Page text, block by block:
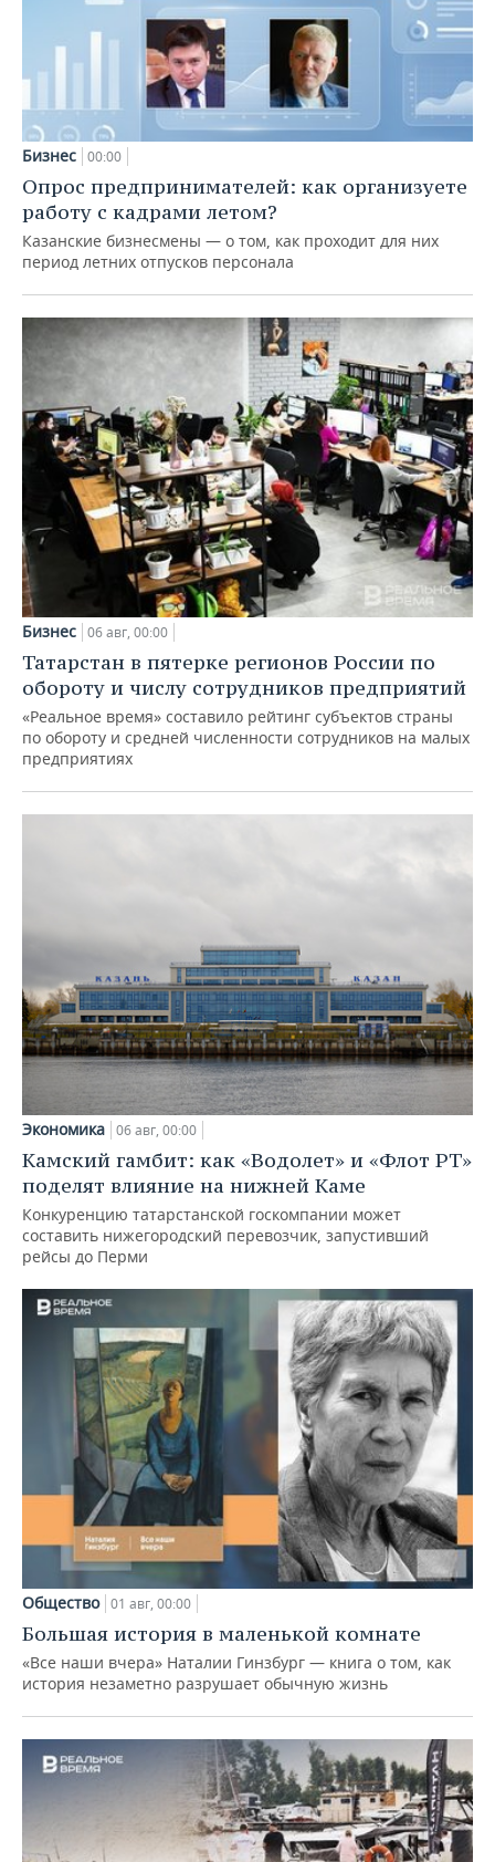
Бизнес 00:00
Опрос предпринимателей: как организуете
работу с кадрами летом?
Казанские бизнесмены — о том, как проходит для них
период летних отпусков персонала
Бизнес 06 авг, 00:00
Татарстан в пятерке регионов России по
обороту и числу сотрудников предприятий
«Реальное время» составило рейтинг субъектов страны
по обороту и средней численности сотрудников на малых
предприятиях
Экономика 06 авг, 00:00
Камский гамбит: как «Водолет» и «Флот РТ»
поделят влияние на нижней Каме
Конкуренцию татарстанской госкомпании может
составить нижегородский перевозчик, запустивший
рейсы до Перми
Общество 01 авг, 00:00
Большая история в маленькой комнате
«Все наши вчера» Наталии Гинзбург — книга о том, как
история незаметно разрушает обычную жизнь